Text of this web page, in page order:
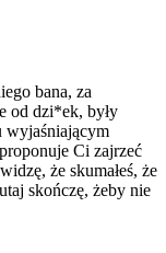
bana, za
od dzi*ek, były
wyjaśniającym
Ci zajrzeć
że skumałeś, że
skończę, żeby nie